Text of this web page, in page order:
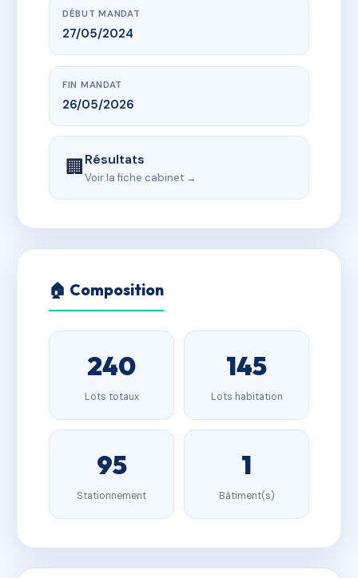
DÉBUT MANDAT
27/05/2024
FIN MANDAT
26/05/2026
🏢Résultats
Voir la fiche cabinet →
🏠 Composition
240
Lots totaux
145
Lots habitation
95
Stationnement
1
Bâtiment(s)